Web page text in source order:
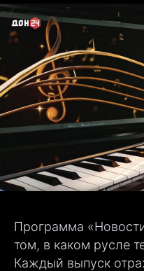
Программа
том, в каком русле
Каждый выпуск